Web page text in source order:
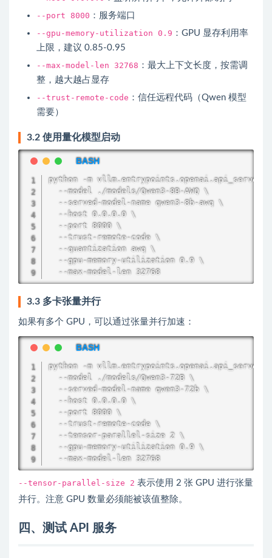
--port 8000 ：服务端口
--gpu-memory-utilization 0.9 ：GPU 显存利用率
上限，建议 0.85-0.95
--max-model-len 32768 ：最大上下文长度，按需调
整，越大越占显存
--trust-remote-code ：信任远程代码（Qwen 模型
需要）
3.2 使用量化模型启动
python -m vllm.entrypoints.openai.api_server \
  --model ./models/Qwen3-8B-AWQ \
  --served-model-name qwen3-8b-awq \
  --host 0.0.0.0 \
  --port 8000 \
  --trust-remote-code \
  --quantization awq \
  --gpu-memory-utilization 0.9 \
  --max-model-len 32768
3.3 多卡张量并行
如果有多个 GPU，可以通过张量并行加速：
python -m vllm.entrypoints.openai.api_server \
  --model ./models/Qwen3-72B \
  --served-model-name qwen3-72b \
  --host 0.0.0.0 \
  --port 8000 \
  --trust-remote-code \
  --tensor-parallel-size 2 \
  --gpu-memory-utilization 0.9 \
  --max-model-len 32768
--tensor-parallel-size 2 表示使用 2 张 GPU 进行张量
并行。注意 GPU 数量必须能被该值整除。
四、测试 API 服务